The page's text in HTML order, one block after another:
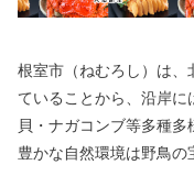
根室市（ねむろし）は、
ていることから、沿岸
貝・ナガコンブ等多種多
豊かな自然環境は野鳥の